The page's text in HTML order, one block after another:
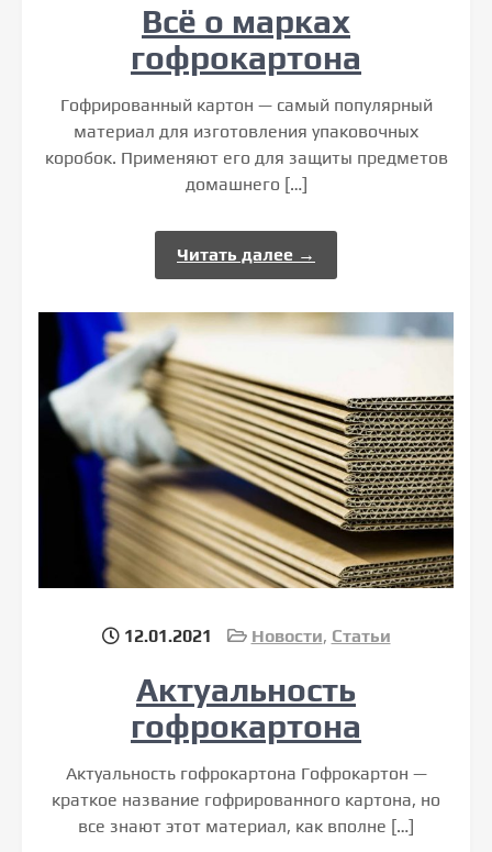
Всё о марках
гофрокартона
Гофрированный картон — самый популярный
материал для изготовления упаковочных
коробок. Применяют его для защиты предметов
домашнего […]
Читать далее →
12.01.2021 Новости, Статьи
Актуальность
гофрокартона
Актуальность гофрокартона Гофрокартон —
краткое название гофрированного картона, но
все знают этот материал, как вполне […]